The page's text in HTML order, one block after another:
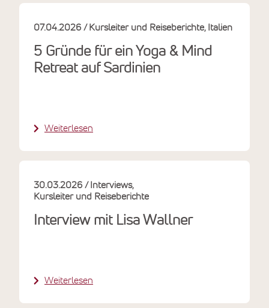
5 Gründe für ein Yoga & Mind
Retreat auf Sardinien
07.04.2026 Kursleiter und Reiseberichte Italien
Weiterlesen
Interview mit Lisa Wallner
30.03.2026
Interviews
Kursleiter und Reiseberichte
Weiterlesen